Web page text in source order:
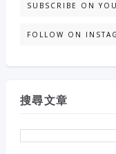
SUBSCRIBE ON
FOLLOW ON
搜尋文章